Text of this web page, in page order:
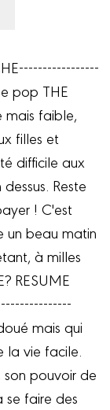
pop THE
mais faible,
filles et
difficile aux
Reste
! C'est
un beau matin
à milles
RESUME
mais qui
la vie facile.
son pouvoir de
se faire des